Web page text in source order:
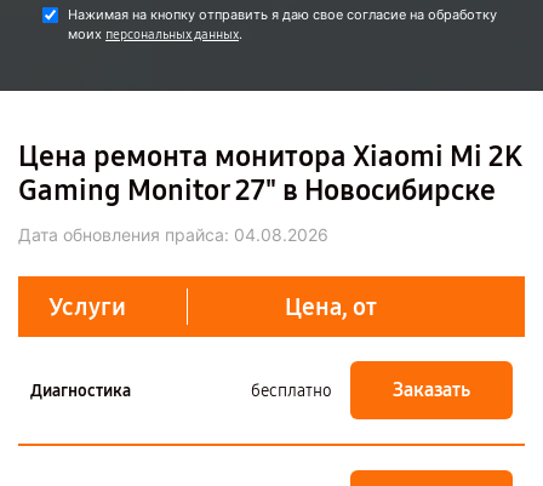
Нажимая на кнопку отправить я даю свое согласие на обработку
моих персональных данных.
Цена ремонта монитора Xiaomi Mi 2K
Gaming Monitor 27" в Новосибирске
Дата обновления прайса: 04.08.2026
Услуги Цена, от
Диагностика бесплатно Заказать